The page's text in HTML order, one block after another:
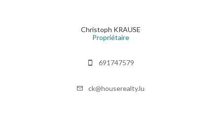
Christoph KRAUSE
Propriétaire
691747579
ck@houserealty.lu